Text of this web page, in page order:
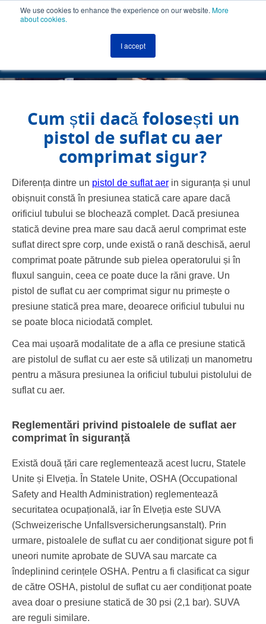
We use cookies to enhance the experience on our website. More
about cookies.
I accept
ROMÂNĂ
Cum știi dacă folosești un
pistol de suflat cu aer
comprimat sigur?
Diferența dintre un pistol de suflat aer in siguranța și unul
obișnuit constă în presiunea statică care apare dacă
orificiul tubului se blochează complet. Dacă presiunea
statică devine prea mare sau dacă aerul comprimat este
suflat direct spre corp, unde există o rană deschisă, aerul
comprimat poate pătrunde sub pielea operatorului și în
fluxul sanguin, ceea ce poate duce la răni grave. Un
pistol de suflat cu aer comprimat sigur nu primește o
presiune statică prea mare, deoarece orificiul tubului nu
se poate bloca niciodată complet.
Cea mai ușoară modalitate de a afla ce presiune statică
are pistolul de suflat cu aer este să utilizați un manometru
pentru a măsura presiunea la orificiul tubului pistolului de
suflat cu aer.
Reglementări privind pistoalele de suflat aer
comprimat în siguranță
Există două țări care reglementează acest lucru, Statele
Unite și Elveția. În Statele Unite, OSHA (Occupational
Safety and Health Administration) reglementează
securitatea ocupațională, iar în Elveția este SUVA
(Schweizerische Unfallsversicherungsanstalt). Prin
urmare, pistoalele de suflat cu aer condiționat sigure pot fi
uneori numite aprobate de SUVA sau marcate ca
îndeplinind cerințele OSHA. Pentru a fi clasificat ca sigur
de către OSHA, pistolul de suflat cu aer condiționat poate
avea doar o presiune statică de 30 psi (2,1 bar). SUVA
are reguli similare.